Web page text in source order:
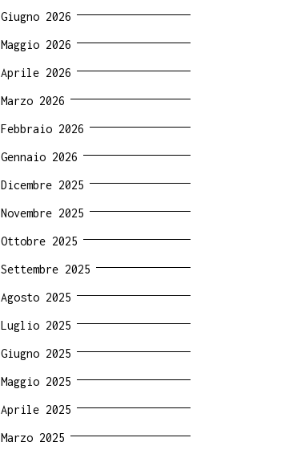
Giugno 2026
Maggio 2026
Aprile 2026
Marzo 2026
Febbraio 2026
Gennaio 2026
Dicembre 2025
Novembre 2025
Ottobre 2025
Settembre 2025
Agosto 2025
Luglio 2025
Giugno 2025
Maggio 2025
Aprile 2025
Marzo 2025